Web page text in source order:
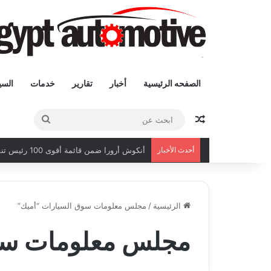
الصفحه الرئيسية أخبار تقارير خدمات
مقال عشوائى
عن
أحدث الأخبار أنكوش أرورا ضمن قائمة أقوى 100 رئيس تنفيذي في الشرق الأوسط لعام 2026
الرئيسية / مجلس معلومات سوق السيارات “أميك”
مجلس معلومات